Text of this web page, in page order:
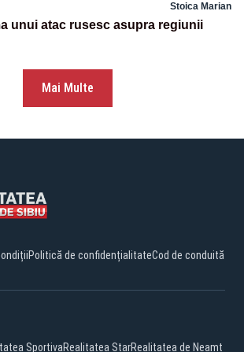
Stoica Marian
unui atac rusesc asupra regiunii
Mai Multe
Politică de confidențialitateCod de conduită
SportivaRealitatea StarRealitatea de Neamt